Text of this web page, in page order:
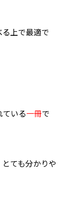
上で最適で
いる一冊で
ても分かりや